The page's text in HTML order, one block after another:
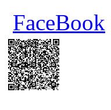
FaceBook